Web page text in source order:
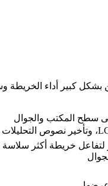
كبير أداء الخريطة
سطح المكتب والجوال
لتفاعل خريطة أكثر سلاسة